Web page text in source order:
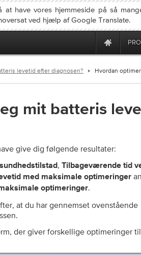
have vores hjemmeside på så
ved hjælp af Google Translate.
levetid efter diagnosen? Hvordan
mit batteris
give dig følgende resultater:
, Tilbageværende tid
med maksimale optimeringer
optimeringer.
at du har gennemset ovenstående
der giver forskellige optimeringer